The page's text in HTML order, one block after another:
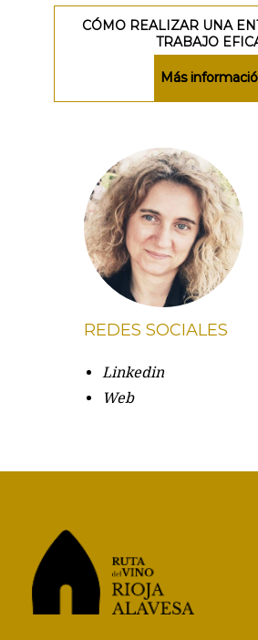
CÓMO REALIZAR UNA
TRABAJO
Más
REDES SOCIALES
Linkedin
Web